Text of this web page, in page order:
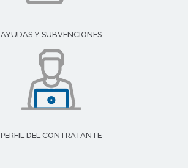
AYUDAS Y SUBVENCIONES
PERFIL DEL CONTRATANTE